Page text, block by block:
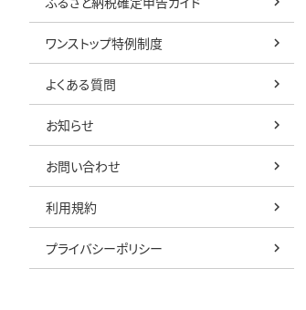
ワンストップ特例制度
よくある質問
お知らせ
お問い合わせ
利用規約
プライバシーポリシー